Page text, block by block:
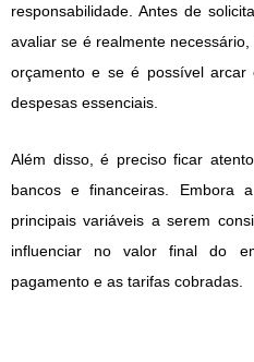
responsabilidade. Antes de
avaliar se é realmente
orçamento e se é possível
despesas essenciais.
Além disso, é preciso ficar
bancos e financeiras.
principais variáveis a serem
influenciar no valor final do
pagamento e as tarifas cobradas.